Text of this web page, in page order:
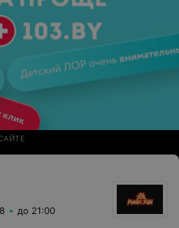
до 21:00